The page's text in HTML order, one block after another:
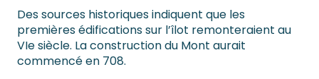
Des sources historiques indiquent que les
premières édifications sur l’îlot remonteraient au
VIe siècle. La construction du Mont aurait
commencé en 708.